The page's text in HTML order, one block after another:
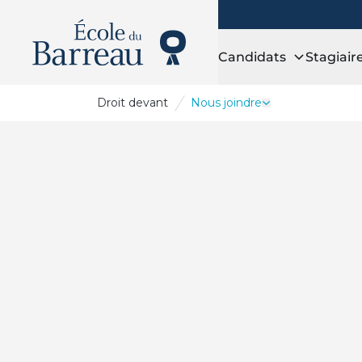
Candidats
Droit devant Nous joindre Ouvrir le tiroir